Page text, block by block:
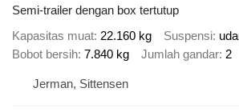
Semi-trailer dengan box tertutup
Kapasitas muat 22.160 kg Suspensi
Bobot bersih 7.840 kg Jumlah gandar 2
Jerman, Sittensen